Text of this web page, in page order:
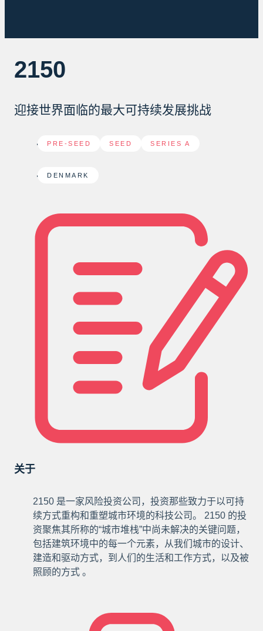
2150
迎接世界面临的最大可持续发展挑战
PRE-SEED SEED SERIES A
DENMARK
关于
2150 是一家风险投资公司，投资那些致力于以可持
续方式重构和重塑城市环境的科技公司。
2150 的投
资聚焦其所称的“城市堆栈”中尚未解决的关键问题，
包括建筑环境中的每一个元素，从我们城市的设计、
建造和驱动方式，到人们的生活和工作方式，以及被
照顾的方式 。